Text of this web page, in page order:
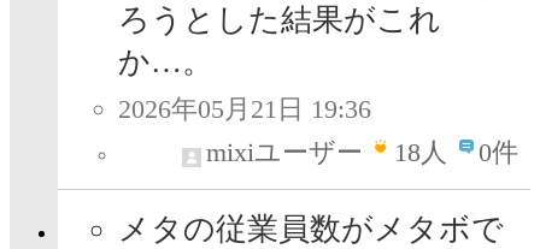
ろうとした結果がこれ
か…。
2026年05月21日 19:36
mixiユーザー
18人 0件
メタの従業員数がメタボで